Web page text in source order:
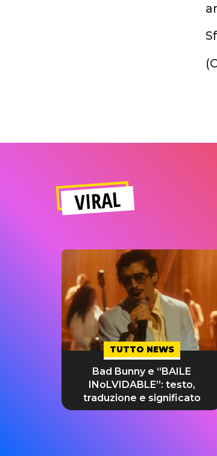
VIRAL
TUTTO NEWS
Bad Bunny e “BAILE
INoLVIDABLE”: testo,
traduzione e significato